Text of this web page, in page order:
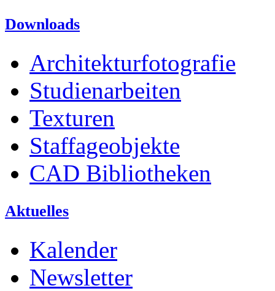
Downloads
Architekturfotografie
Studienarbeiten
Texturen
Staffageobjekte
CAD Bibliotheken
Aktuelles
Kalender
Newsletter